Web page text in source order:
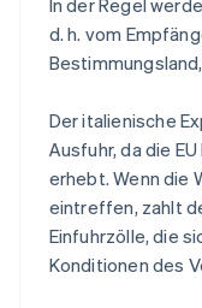
d. h. vom
Der italienische
Ausfuhr, da die
erhebt. Wenn die
eintreffen, zahlt
Einfuhrzölle, die
Konditionen des